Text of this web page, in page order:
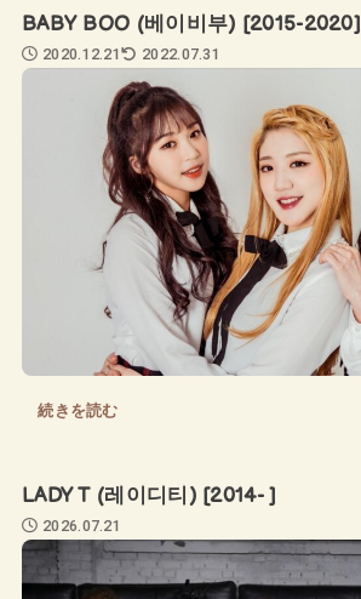
BABY BOO (베이비부) [2015-2020]
2020.12.21 2022.07.31
続きを読む
LADY T (레이디티) [2014- ]
2026.07.21